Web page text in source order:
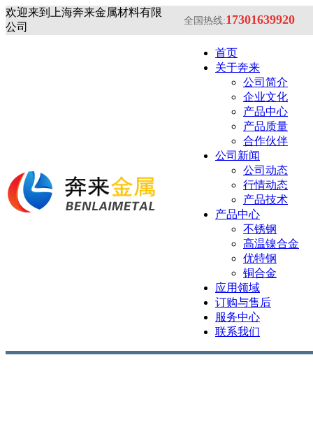
欢迎来到上海奔来金属材料有限
公司
全国热线:17301639920
首页
关于奔来
公司简介
企业文化
产品中心
产品质量
合作伙伴
公司新闻
公司动态
行情动态
产品技术
产品中心
不锈钢
高温镍合金
优特钢
铜合金
应用领域
订购与售后
服务中心
联系我们